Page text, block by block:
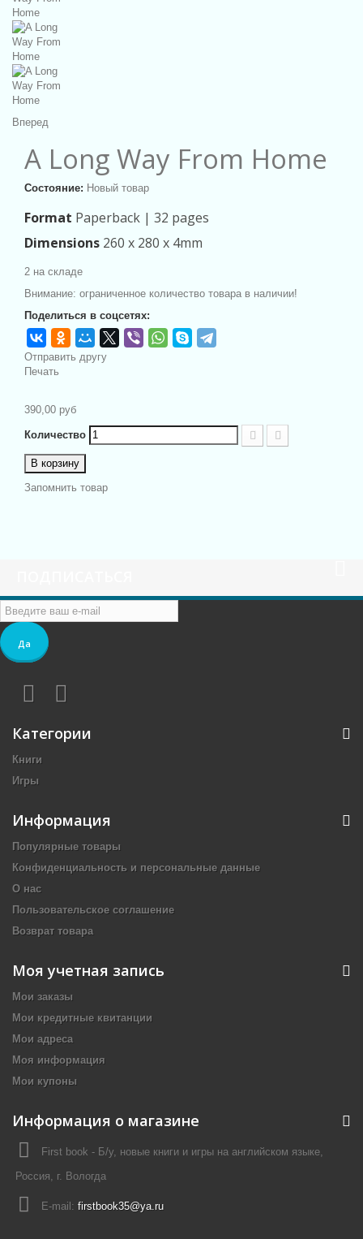
Вперед
A Long Way From Home
Состояние: Новый товар
Format Paperback | 32 pages
Dimensions 260 x 280 x 4mm
2 на складе
Внимание: ограниченное количество товара в наличии!
Поделиться в соцсетях:
Отправить другу
Печать
390,00 руб
Количество
В корзину
Запомнить товар
Да
Категории
Книги
Игры
Информация
Популярные товары
Конфиденциальность и персональные данные
О нас
Пользовательское соглашение
Возврат товара
Моя учетная запись
Мои заказы
Мои кредитные квитанции
Мои адреса
Моя информация
Мои купоны
Информация о магазине
First book - Б/у, новые книги и игры на английском языке,
Россия, г. Вологда
E-mail: firstbook35@ya.ru